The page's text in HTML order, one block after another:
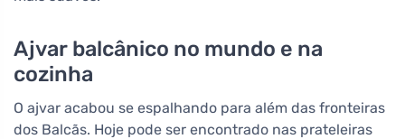
Ajvar balcânico no mundo e na
cozinha
O ajvar acabou se espalhando para além das fronteiras
dos Balcãs. Hoje pode ser encontrado nas prateleiras